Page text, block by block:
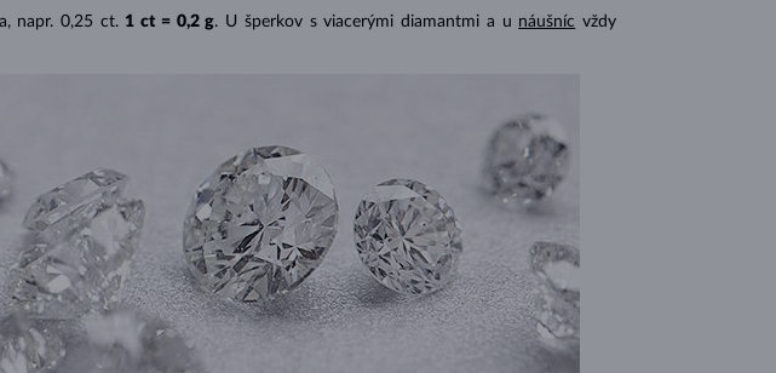
napr. 0,25 ct. 1 ct = 0,2 g. U šperkov s viacerými diamantmi a u náušníc vždy